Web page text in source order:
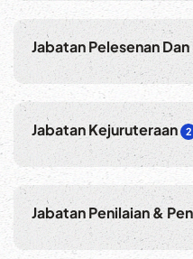
Jabatan Pelesenan
Jabatan Kejuruteraan 2
Jabatan Penilaian &